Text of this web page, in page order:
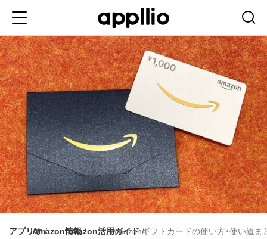
ン
コ
ン
テ
ン
ツ
に
移
動
アプリオAmazon情報Amazon活用ガイドAmazonギフトカードの使い方・使い道